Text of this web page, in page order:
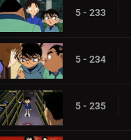
5 - 233
5 - 234
5 - 235